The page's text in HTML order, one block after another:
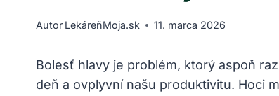
Autor LekáreňMoja.sk 11. marca 2026
Bolesť hlavy je problém, ktorý aspoň
deň a ovplyvní našu produktivitu. Hoci